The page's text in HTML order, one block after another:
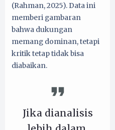
(Rahman, 2025). Data ini
memberi gambaran
bahwa dukungan
memang dominan, tetapi
kritik tetap tidak bisa
diabaikan.
Jika dianalisis